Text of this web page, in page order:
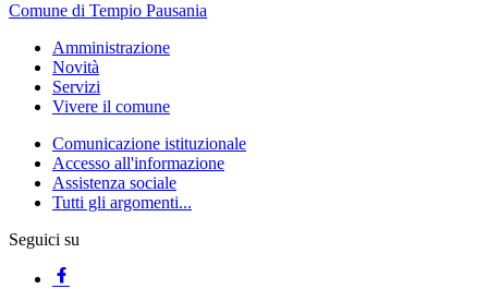
Comune di Tempio Pausania
Amministrazione
Novità
Servizi
Vivere il comune
Comunicazione istituzionale
Accesso all'informazione
Assistenza sociale
Tutti gli argomenti...
Seguici su